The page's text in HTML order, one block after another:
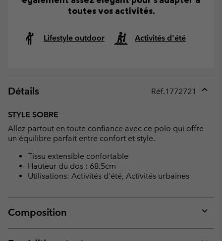
toutes vos activités.
Lifestyle outdoor Activités d'été
Détails Réf.1772721
STYLE SOBRE
Allez partout en toute confiance avec ce polo qui offre
un équilibre parfait entre confort et style.
Tissu extensible confortable
Hauteur du dos : 68.5cm
Utilisations: Activités d'été, Activités urbaines
Composition
or